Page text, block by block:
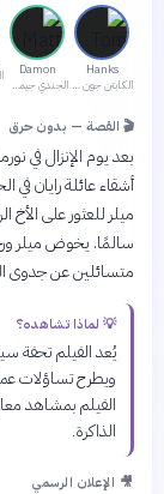
Hanks
الكابتن جون ميلر
Damon
الجندي جيمس فرانسيس رايان
🎬 القصة — بدون حرق
بعد يوم الإنزال في
أشقاء عائلة رايان في
ميلر للعثور على الأخ
سالمًا. يخوض ميلر
متسائلين عن جدوى
💡 لماذا تشاهده؟
يُعد الفيلم تحفة
ويطرح تساؤلات
الفيلم بمشاهد
الذاكرة.
🎥 الإعلان الرسمي